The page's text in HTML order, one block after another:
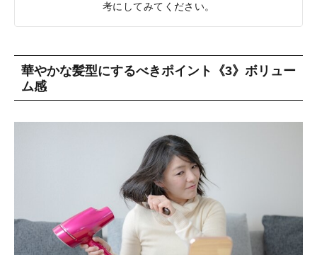
考にしてみてください。
華やかな髪型にするべきポイント《3》ボリュー
ム感